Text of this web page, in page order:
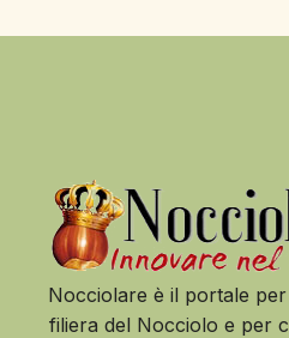
Nocciolare è il portale
filiera del Nocciolo e per